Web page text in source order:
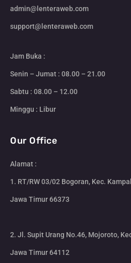
admin@lenteraweb.com
support@lenteraweb.com
Jam Buka :
Senin – Jumat : 08.00 – 21.00
Sabtu : 08.00 – 12.00
Minggu : Libur
Our Office
Alamat :
1. RT/RW 03/02 Bogoran, Kec.
Jawa Timur 66373
2. Jl. Supit Urang No.46, Mojoroto,
Jawa Timur 64112